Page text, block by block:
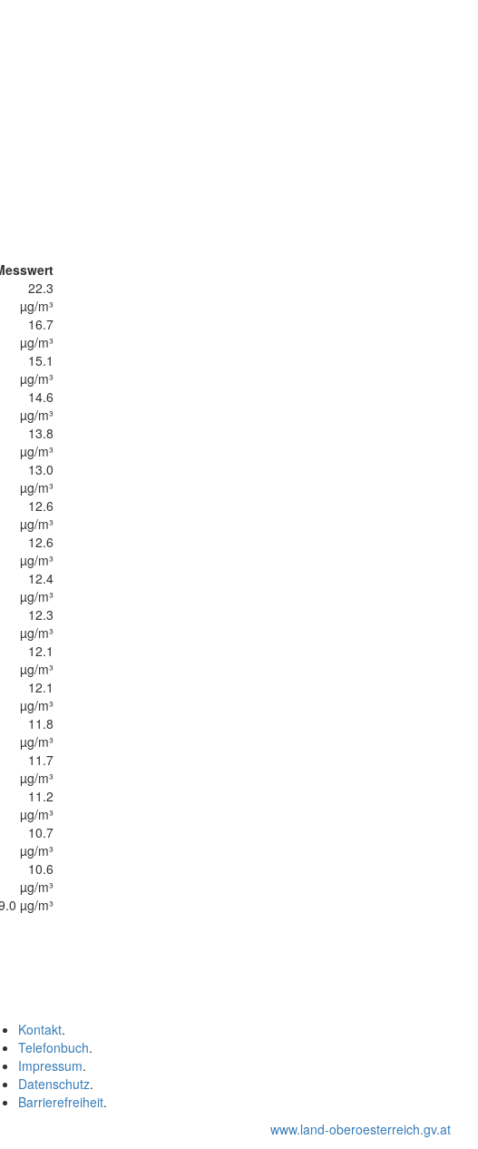
22.3
µg/m³
16.7
µg/m³
15.1
µg/m³
14.6
µg/m³
13.8
µg/m³
13.0
µg/m³
12.6
µg/m³
12.6
µg/m³
12.4
µg/m³
12.3
µg/m³
12.1
µg/m³
12.1
µg/m³
11.8
µg/m³
11.7
µg/m³
11.2
µg/m³
10.7
µg/m³
10.6
µg/m³
µg/m³
Kontakt.
Telefonbuch.
Impressum.
Datenschutz.
Barrierefreiheit.
www.land-oberoesterreich.gv.at